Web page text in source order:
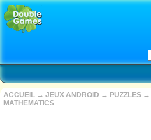
ACCUEIL → JEUX ANDROID → PUZZLES →
MATHEMATICS